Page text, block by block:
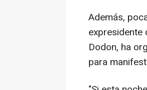
Además,
expresidente
Dodon, ha
para